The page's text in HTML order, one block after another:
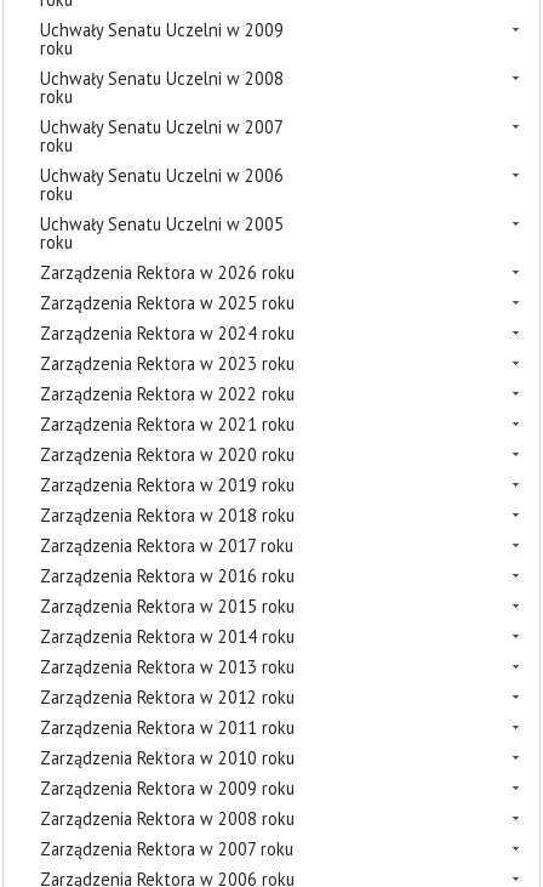
Uchwały Senatu Uczelni w 2009
roku
Uchwały Senatu Uczelni w 2008
roku
Uchwały Senatu Uczelni w 2007
roku
Uchwały Senatu Uczelni w 2006
roku
Uchwały Senatu Uczelni w 2005
roku
Zarządzenia Rektora w 2026 roku
Zarządzenia Rektora w 2025 roku
Zarządzenia Rektora w 2024 roku
Zarządzenia Rektora w 2023 roku
Zarządzenia Rektora w 2022 roku
Zarządzenia Rektora w 2021 roku
Zarządzenia Rektora w 2020 roku
Zarządzenia Rektora w 2019 roku
Zarządzenia Rektora w 2018 roku
Zarządzenia Rektora w 2017 roku
Zarządzenia Rektora w 2016 roku
Zarządzenia Rektora w 2015 roku
Zarządzenia Rektora w 2014 roku
Zarządzenia Rektora w 2013 roku
Zarządzenia Rektora w 2012 roku
Zarządzenia Rektora w 2011 roku
Zarządzenia Rektora w 2010 roku
Zarządzenia Rektora w 2009 roku
Zarządzenia Rektora w 2008 roku
Zarządzenia Rektora w 2007 roku
Zarządzenia Rektora w 2006 roku